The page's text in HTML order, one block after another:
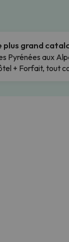
plus grand
Pyrénées aux
+ Forfait, tout